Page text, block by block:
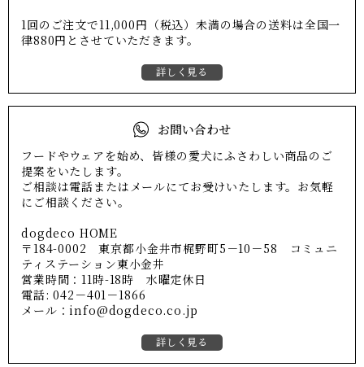
1回のご注文で11,000円（税込）未満の場合の送料は全国一
律880円とさせていただきます。
詳しく見る
お問い合わせ
フードやウェアを始め、皆様の愛犬にふさわしい商品のご
提案をいたします。
ご相談は電話またはメールにてお受けいたします。お気軽
にご相談ください。
dogdeco HOME
〒184-0002 東京都小金井市梶野町5－10－58 コミュニ
ティステーション東小金井
営業時間：11時-18時 水曜定休日
電話: 042－401－1866
メール：info@dogdeco.co.jp
詳しく見る